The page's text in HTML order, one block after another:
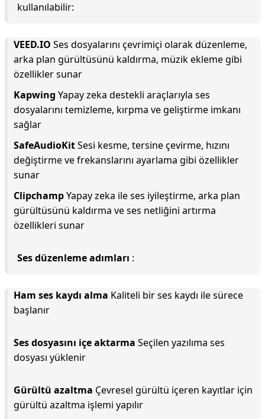
kullanılabilir:
VEED.IO Ses dosyalarını çevrimiçi olarak düzenleme,
arka plan gürültüsünü kaldırma, müzik ekleme gibi
özellikler sunar
Kapwing Yapay zeka destekli araçlarıyla ses
dosyalarını temizleme, kırpma ve geliştirme imkanı
sağlar
SafeAudioKitSesi kesme, tersine çevirme, hızını
değiştirme ve frekanslarını ayarlama gibi özellikler
sunar
ClipchampYapay zeka ile ses iyileştirme, arka plan
gürültüsünü kaldırma ve ses netliğini artırma
özellikleri sunar
Ses düzenleme adımları :
Ham ses kaydı alma Kaliteli bir ses kaydı ile sürece
başlanır
Ses dosyasını içe aktarma Seçilen yazılıma ses
dosyası yüklenir
Gürültü azaltma Çevresel gürültü içeren kayıtlar için
gürültü azaltma işlemi yapılır